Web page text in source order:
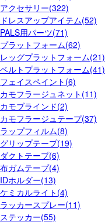
アクセサリー(322)
ドレスアップアイテム(52)
PALS用パーツ(71)
プラットフォーム(62)
レッグプラットフォーム(21)
ベルトプラットフォーム(41)
フェイスペイント(6)
カモフラージュネット(11)
カモブラインド(2)
カモフラージュテープ(37)
ラップフィルム(8)
グリップテープ(19)
ダクトテープ(6)
布ガムテープ(4)
IDホルダー(13)
ケミカルライト(4)
ラッカースプレー(11)
ステッカー(55)